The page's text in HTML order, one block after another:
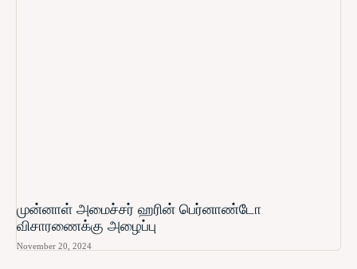
முன்னாள் அமைச்சர் ஹரின் பெர்னாண்டோ​
விசாரணைக்கு அழைப்பு
November 20, 2024